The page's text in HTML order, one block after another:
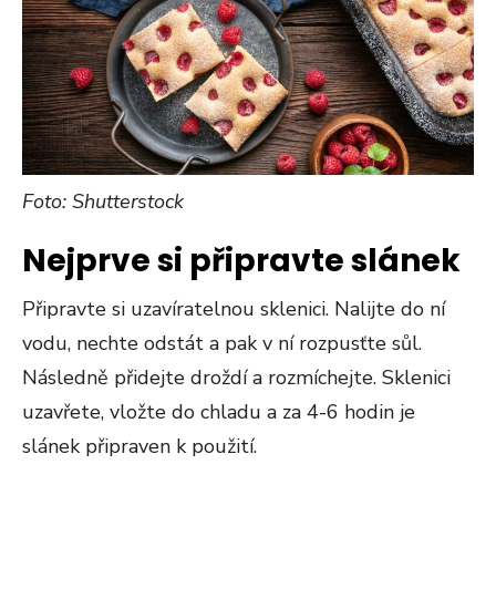
Foto: Shutterstock
Nejprve si připravte slánek
Připravte si uzavíratelnou sklenici. Nalijte do ní
vodu, nechte odstát a pak v ní rozpusťte sůl.
Následně přidejte droždí a rozmíchejte. Sklenici
uzavřete, vložte do chladu a za 4-6 hodin je
slánek připraven k použití.